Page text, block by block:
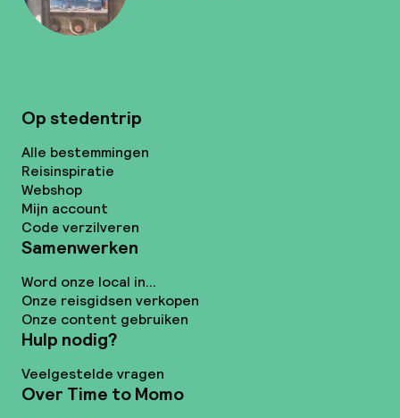
Op stedentrip
Alle bestemmingen
Reisinspiratie
Webshop
Mijn account
Code verzilveren
Samenwerken
Word onze local in...
Onze reisgidsen verkopen
Onze content gebruiken
Hulp nodig?
Veelgestelde vragen
Over Time to Momo